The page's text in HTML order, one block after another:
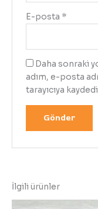
E-posta *
Daha sonraki
adım, e-posta
tarayıcıya
İlgili ürünler